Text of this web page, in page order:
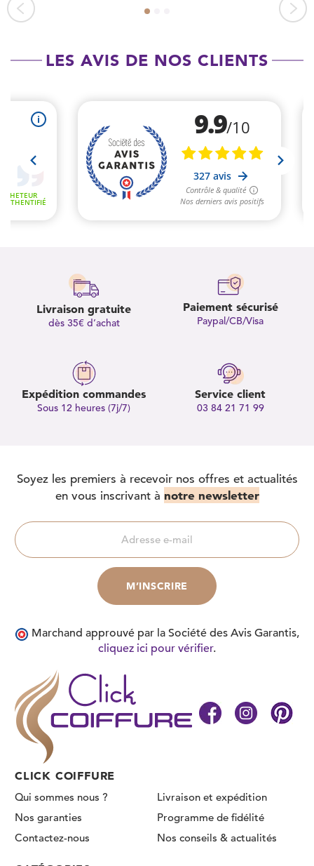
LES AVIS DE NOS CLIENTS
Livraison gratuite
dès 35€ d’achat
Paiement sécurisé
Paypal/CB/Visa
Expédition commandes
Sous 12 heures (7j/7)
Service client
03 84 21 71 99
CLICK COIFFURE
Qui sommes nous ?
Livraison et expédition
Nos garanties
Programme de fidélité
Contactez-nous
Nos conseils & actualités
Soyez les premiers à recevoir nos offres et actualités
en vous inscrivant à notre newsletter
Marchand approuvé par la Société des Avis Garantis,
cliquez ici pour vérifier.